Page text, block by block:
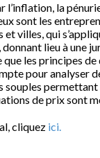
l’inflation, la
sont les
et villes, qui
lieu à une
les principes
pour analyser
souples
de prix sont
cliquez ici.